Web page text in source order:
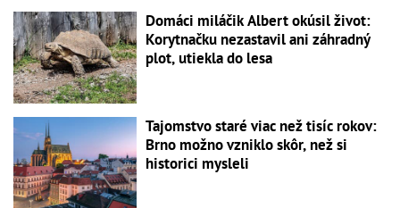
Domáci miláčik Albert okúsil život:
Korytnačku nezastavil ani záhradný
plot, utiekla do lesa
Tajomstvo staré viac než tisíc rokov:
Brno možno vzniklo skôr, než si
historici mysleli